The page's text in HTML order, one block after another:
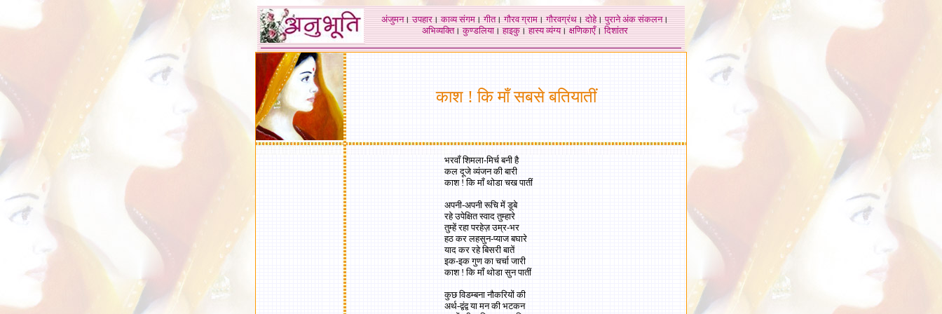
अंजुमन।उपहार।काव्य संगम।गीत।गौरव ग्राम।गौरवग्रंथ।दोहे।पुराने अंक संकलन।
अभिव्यक्ति।कुण्डलिया।हाइकु।हास्य व्यंग्य।क्षणिकाएँ।दिशांतर
काश ! कि माँ सबसे बतियातीं
भरवाँ शिमला-मिर्च बनी है
कल दूजे व्यंजन की बारी
काश ! कि माँ थोडा चख पातीं
अपनी-अपनी रूचि में डूबे
रहे उपेक्षित स्वाद तुम्हारे
तुम्हें रहा परहेज़ उम्र-भर
हठ कर लहसुन-प्याज बघारे
याद कर रहे बिसरी बातें
इक-इक गुण का चर्चा जारी
काश ! कि माँ थोडा सुन पातीं
कुछ विडम्बना नौकरियों की
अर्थ-द्वंद्व या मन की भटकन